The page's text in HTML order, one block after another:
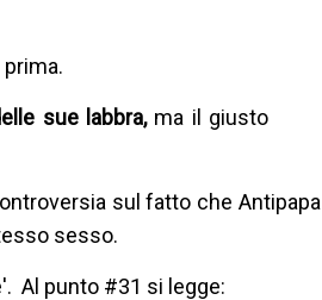
sue labbra, ma il giusto
sul fatto che Antipapa
sesso.
Al punto #31 si legge: